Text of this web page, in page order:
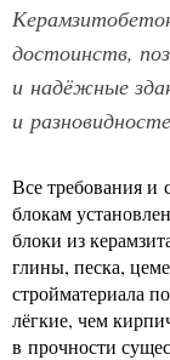
достоинств,
и надёжные
и
Все требования и
блокам
блоки из
глины, песка,
стройматериала
лёгкие, чем
в прочности